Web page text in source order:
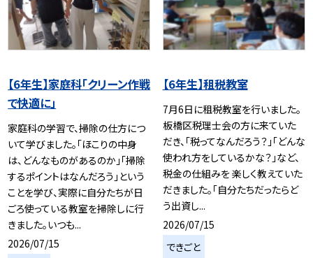
【6年生】家庭科「クリーン作戦
で快適に」
家庭科の学習で、掃除の仕方につ
いて学びました。「ほこりの中身
は、どんなものがあるのか」「掃除
するポイントはなんだろう」という
ことを学び、実際に自分たちが日
ごろ使っている教室を掃除しに行
きました。いつも...
2026/07/15
【6年生】租税教室
7月6日に租税教室を行いました。
板橋区税理士会の方に来ていた
だき、「税ってなんだろう？」「どんな
使われ方をしているかな？」など、
税金の仕組みを 楽しく教えていた
だきました。「自分たちだったらど
う出資し...
2026/07/15
できごと